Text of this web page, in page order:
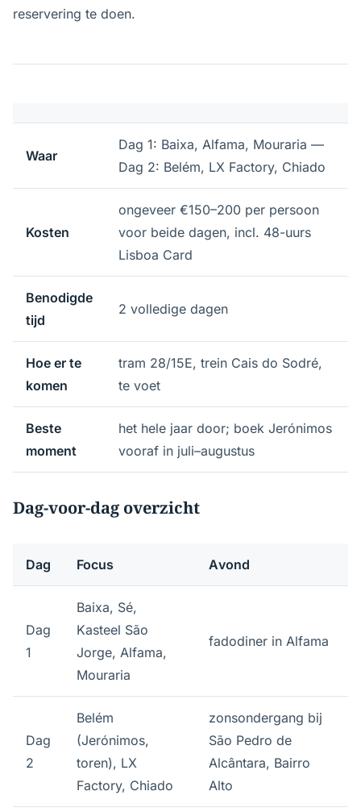
reservering te doen.
Waar
Dag 1: Baixa, Alfama, Mouraria —
Dag 2: Belém, LX Factory, Chiado
Kosten
ongeveer €150–200 per persoon
voor beide dagen, incl. 48-uurs
Lisboa Card
Benodigde
tijd
2 volledige dagen
Hoe er te
komen
tram 28/15E, trein Cais do Sodré,
te voet
Beste
moment
het hele jaar door; boek Jerónimos
vooraf in juli–augustus
Dag-voor-dag overzicht
Dag Focus Avond
Dag
1
Baixa, Sé,
Kasteel São
Jorge, Alfama,
Mouraria
fadodiner in Alfama
Dag
2
Belém
(Jerónimos,
toren), LX
Factory, Chiado
zonsondergang bij
São Pedro de
Alcântara, Bairro
Alto